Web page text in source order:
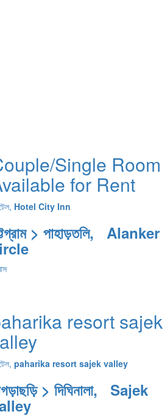
Single Room
for Rent
Hotel City Inn
> পাহাড়তলি, Alanker
resort sajek
paharika resort sajek valley
> দিঘিনালা, Sajek